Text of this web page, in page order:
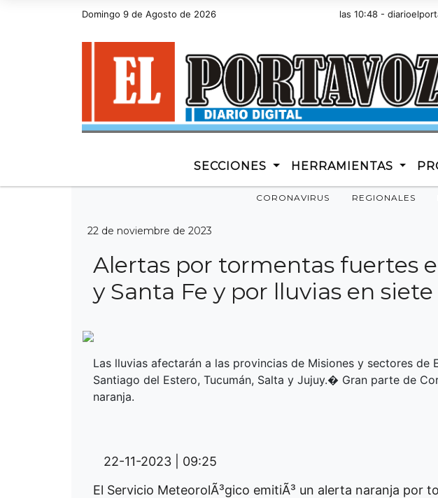
Domingo 9 de Agosto de 2026
Hoy es Domingo 9 de Agosto de 2026 y son las 10:48 -
SECCIONES HERRAMIENTAS
CORONAVIRUS REGIONALES
22 de noviembre de 2023
Alertas por tormentas fuertes
y Santa Fe y por lluvias en
Las lluvias afectarán a las provincias de Misiones y sectores de
Santiago del Estero, Tucumán, Salta y Jujuy.� Gran parte de
naranja.
22-11-2023 | 09:25
El Servicio MeteorolÃ³gico emitiÃ³ un alerta naranja por